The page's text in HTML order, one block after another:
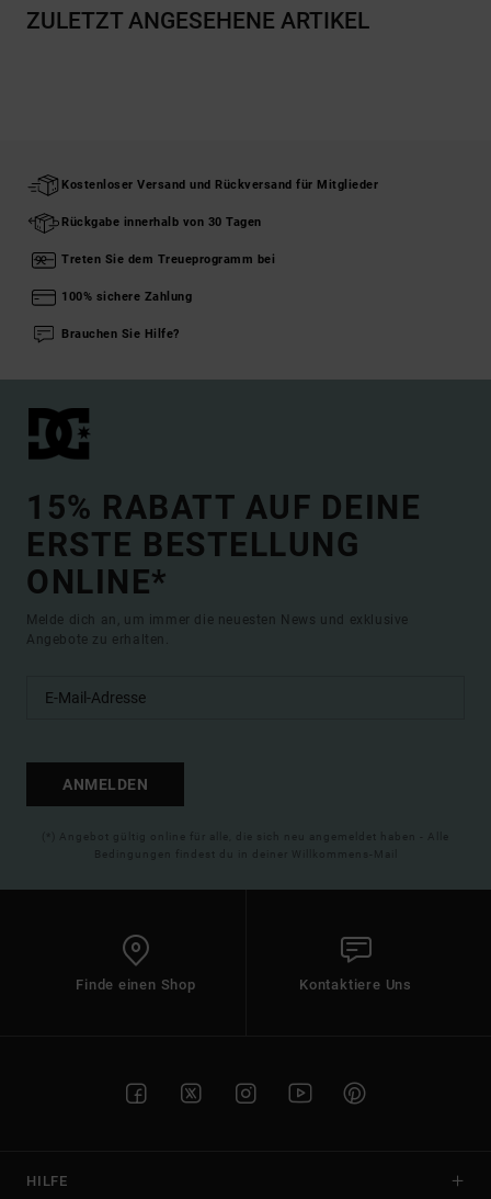
ZULETZT ANGESEHENE ARTIKEL
Kostenloser Versand und Rückversand für Mitglieder
Rückgabe innerhalb von 30 Tagen
Treten Sie dem Treueprogramm bei
100% sichere Zahlung
Brauchen Sie Hilfe?
15% RABATT AUF DEINE
ERSTE BESTELLUNG
ONLINE*
Melde dich an, um immer die neuesten News und exklusive
Angebote zu erhalten.
ANMELDEN
(*) Angebot gültig online für alle, die sich neu angemeldet haben - Alle
Bedingungen findest du in deiner Willkommens-Mail
Finde einen Shop Kontaktiere Uns
HILFE